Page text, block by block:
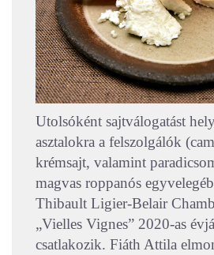
Utolsóként sajtválogatást
asztalokra a felszolgálók
krémsajt, valamint
magvas roppanós
Thibault Ligier-Belair
„Vielles Vignes” 2020-as
csatlakozik. Fiáth Attila